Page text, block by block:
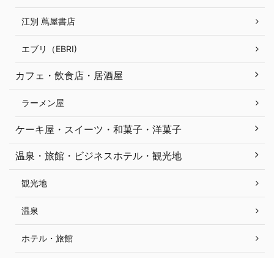
江別 蔦屋書店
エブリ（EBRI)
カフェ・飲食店・居酒屋
ラーメン屋
ケーキ屋・スイーツ・和菓子・洋菓子
温泉・旅館・ビジネスホテル・観光地
観光地
温泉
ホテル・旅館